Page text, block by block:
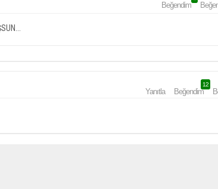
Beğendim
Yanıtla Beğendim
12